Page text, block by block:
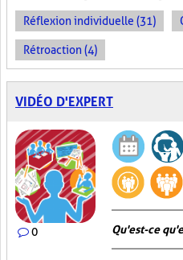
Réflexion individuelle (31)
Rétroaction (4)
VIDÉO D'EXPERT
0 Qu'est-ce